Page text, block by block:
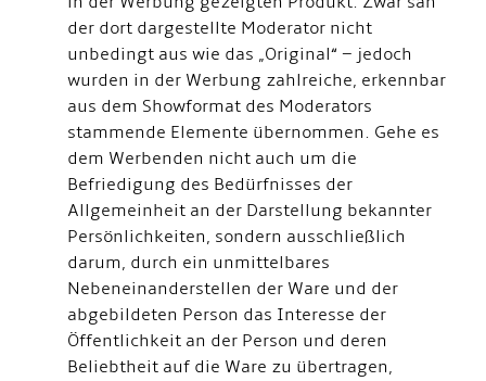
der dort dargestellte Moderator nicht
unbedingt aus wie das „Original“ – jedoch
wurden in der Werbung zahlreiche, erkennbar
aus dem Showformat des Moderators
stammende Elemente übernommen. Gehe es
dem Werbenden nicht auch um die
Befriedigung des Bedürfnisses der
Allgemeinheit an der Darstellung bekannter
Persönlichkeiten, sondern ausschließlich
darum, durch ein unmittelbares
Nebeneinanderstellen der Ware und der
abgebildeten Person das Interesse der
Öffentlichkeit an der Person und deren
Beliebtheit auf die Ware zu übertragen,